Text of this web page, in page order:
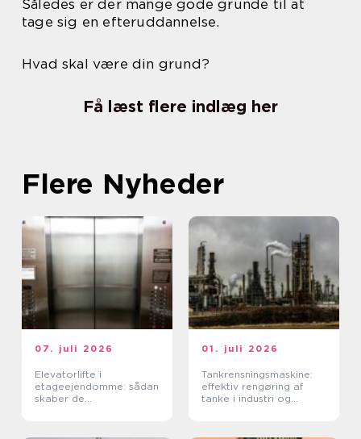
Således er der mange gode grunde til at
tage sig en efteruddannelse.
Hvad skal være din grund?
Få læst flere indlæg her
Flere Nyheder
07. juli 2026
Elevatorlifte i
etageejendomme: sådan
skaber de
01. juli 2026
Tankrensningsmaskine:
effektiv rengøring af
tanke i industri og